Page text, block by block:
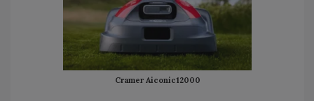
Cramer Aiconic12000